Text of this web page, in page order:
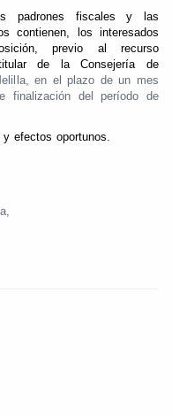
padrones fiscales y las
contienen, los interesados
previo al recurso
titular de la Consejería de
en el plazo de un mes
finalización del período de
efectos oportunos.